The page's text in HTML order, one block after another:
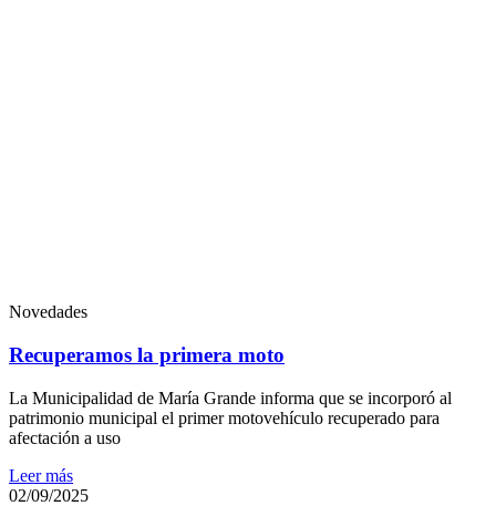
Novedades
Recuperamos la primera moto
La Municipalidad de María Grande informa que se incorporó al
patrimonio municipal el primer motovehículo recuperado para
afectación a uso
Leer más
02/09/2025